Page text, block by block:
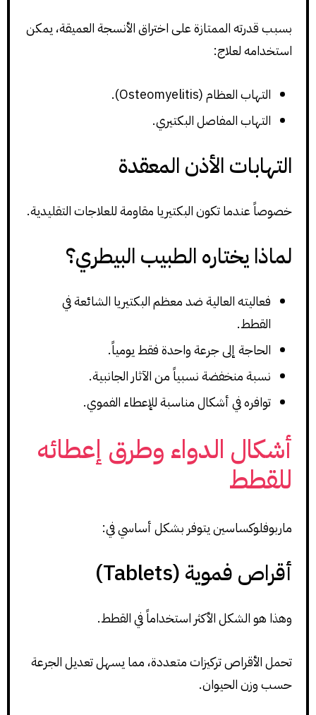
بسبب قدرته الممتازة على اختراق الأنسجة العميقة، يمكن
استخدامه لعلاج:
التهاب العظام (Osteomyelitis).
التهاب المفاصل البكتيري.
التهابات الأذن المعقدة
خصوصاً عندما تكون البكتيريا مقاومة للعلاجات التقليدية.
لماذا يختاره الطبيب البيطري؟
فعاليته العالية ضد معظم البكتيريا الشائعة في
القطط.
الحاجة إلى جرعة واحدة فقط يومياً.
نسبة منخفضة نسبياً من الآثار الجانبية.
توافره في أشكال مناسبة للإعطاء الفموي.
أشكال الدواء وطرق إعطائه
للقطط
ماربوفلوكساسين يتوفر بشكل أساسي في:
أقراص فموية (Tablets)
وهذا هو الشكل الأكثر استخداماً في القطط.
تحمل الأقراص تركيزات متعددة، مما يسهل تعديل الجرعة
حسب وزن الحيوان.